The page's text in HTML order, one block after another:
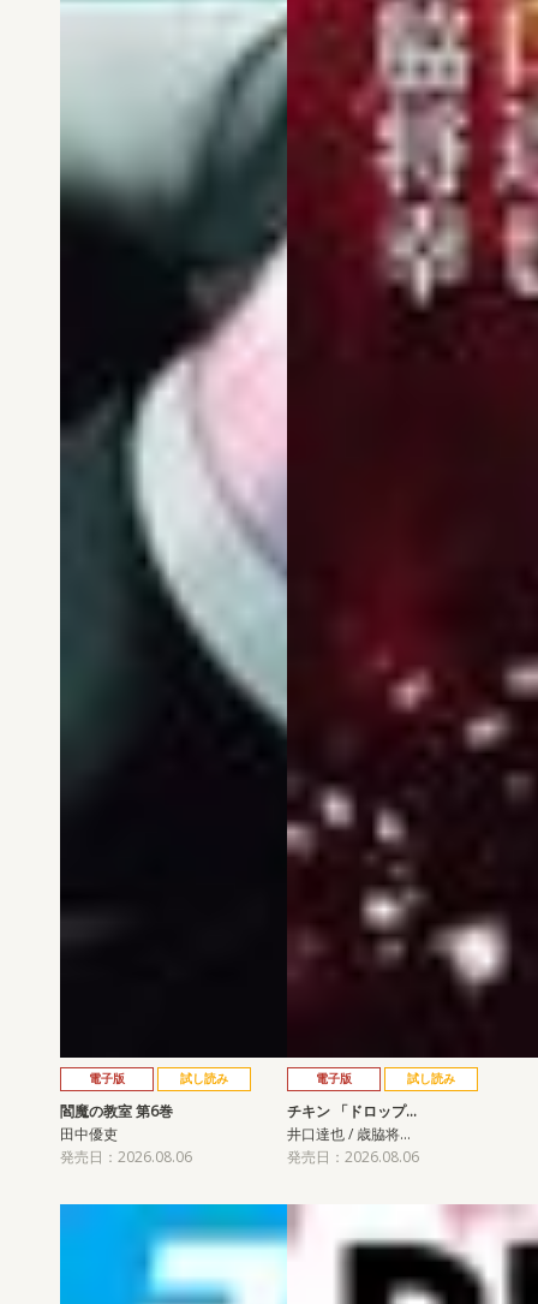
電子版 試し読み
閻魔の教室 第6巻
田中優吏
発売日：2026.08.06
電子版 試し読み
チキン 「ドロップ…
井口達也 / 歳脇将…
発売日：2026.08.06